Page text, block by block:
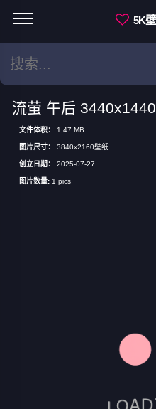
5K
流萤 午后
文件体积： 1.47 MB
图片尺寸： 3840x2160壁纸
创立日期： 2025-07-27
图片数量:1 pics